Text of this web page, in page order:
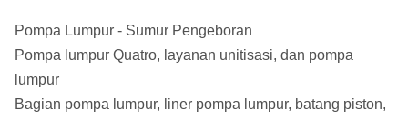
Pompa Lumpur - Sumur Pengeboran
Pompa lumpur Quatro, layanan unitisasi, dan pompa
lumpur
Bagian pompa lumpur, liner pompa lumpur, batang piston,